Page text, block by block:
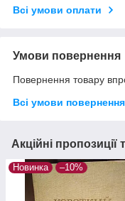
Всі умови оплати
Умови повернення
Повернення товару
Всі умови повернення
Акційні пропозиції
Новинка –10%